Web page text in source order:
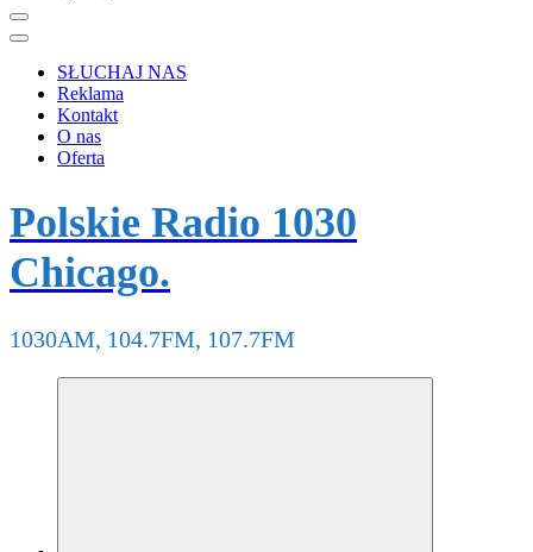
SŁUCHAJ NAS
Reklama
Kontakt
O nas
Oferta
Polskie Radio 1030
Chicago.
1030AM, 104.7FM, 107.7FM